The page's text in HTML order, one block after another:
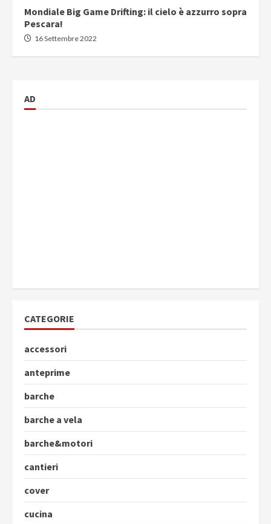
Mondiale Big Game Drifting: il cielo è azzurro sopra
Pescara!
16 Settembre 2022
AD
CATEGORIE
accessori
anteprime
barche
barche a vela
barche&motori
cantieri
cover
cucina